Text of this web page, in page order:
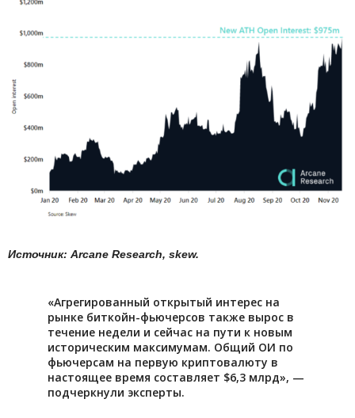
Источник: Arcane Research, skew.
«Агрегированный открытый интерес на
рынке биткойн-фьючерсов также вырос в
течение недели и сейчас на пути к новым
историческим максимумам. Общий ОИ по
фьючерсам на первую криптовалюту в
настоящее время составляет $6,3 млрд», —
подчеркнули эксперты.